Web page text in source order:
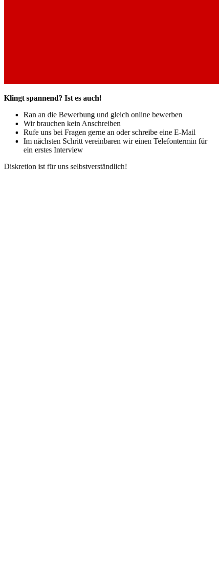
Klingt spannend? Ist es auch!
Ran an die Bewerbung und gleich online bewerben
Wir brauchen kein Anschreiben
Rufe uns bei Fragen gerne an oder schreibe eine E-Mail
Im nächsten Schritt vereinbaren wir einen Telefontermin für
ein erstes Interview
Diskretion ist für uns selbstverständlich!